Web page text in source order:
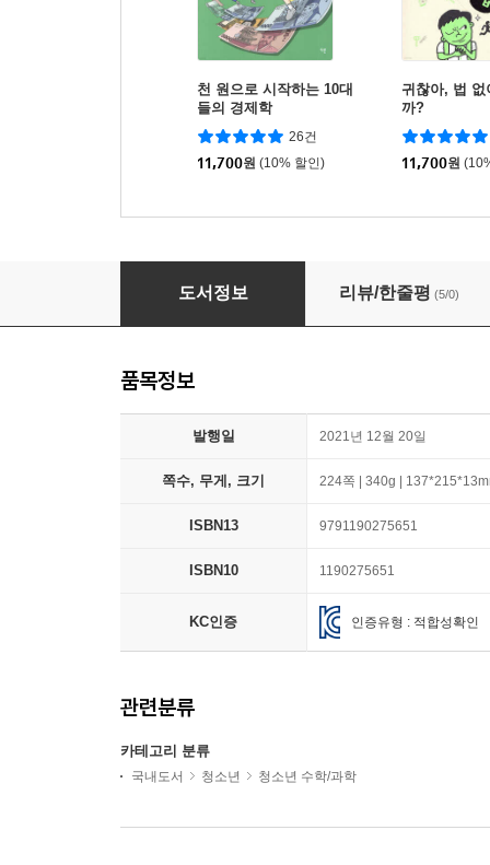
천 원으로 시작하는 10대
들의 경제학
26건
11,700원 (10% 할인)
귀찮아, 법
까?
11,700원
우리는 인공지능과 함께할 수 있을까?
도서정보 리뷰/한줄평 (5/0)
품목정보
발행일 2021년 12월 20일
쪽수, 무게, 크기 224쪽 | 340g |
ISBN13 9791190275651
ISBN10 1190275651
KC인증 인증유형 : 적합성확인
관련분류
카테고리 분류
국내도서 청소년 청소년 수학/과학